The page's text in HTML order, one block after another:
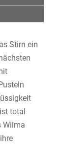
Stirn ein
total
Wilma